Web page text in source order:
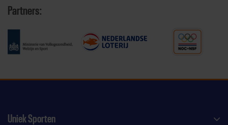
Partners:
Uniek Sporten